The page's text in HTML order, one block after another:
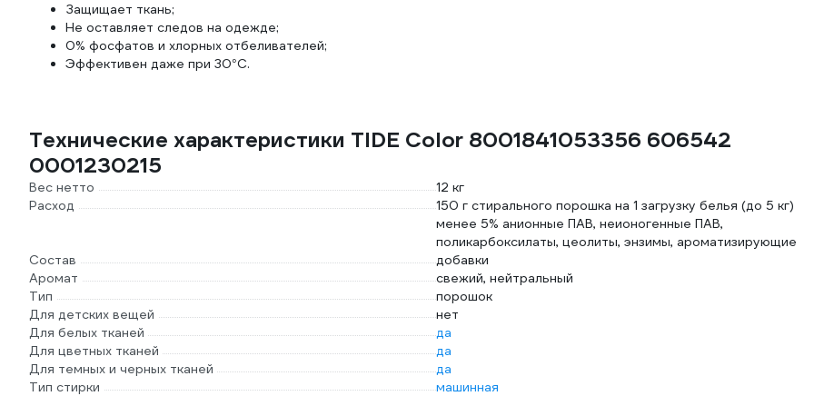
Защищает ткань;
Не оставляет следов на одежде;
0% фосфатов и хлорных отбеливателей;
Эффективен даже при 30°C.
Технические характеристики TIDE Color 8001841053356 606542
0001230215
Вес нетто
12 кг
Расход
150 г стирального порошка на 1 загрузку белья (до 5 кг)
Состав
менее 5% анионные ПАВ, неионогенные ПАВ,
поликарбоксилаты, цеолиты, энзимы, ароматизирующие
добавки
Аромат
свежий, нейтральный
Тип
порошок
Для детских вещей
нет
Для белых тканей
да
Для цветных тканей
да
Для темных и черных тканей
да
Тип стирки
машинная